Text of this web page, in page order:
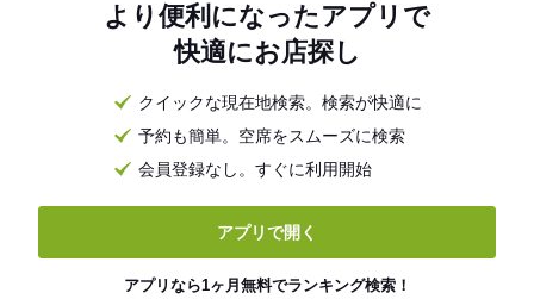
より便利になったアプリで
快適にお店探し
クイックな現在地検索。検索が快適に
予約も簡単。空席をスムーズに検索
会員登録なし。すぐに利用開始
アプリで開く
アプリなら1ヶ月無料でランキング検索！